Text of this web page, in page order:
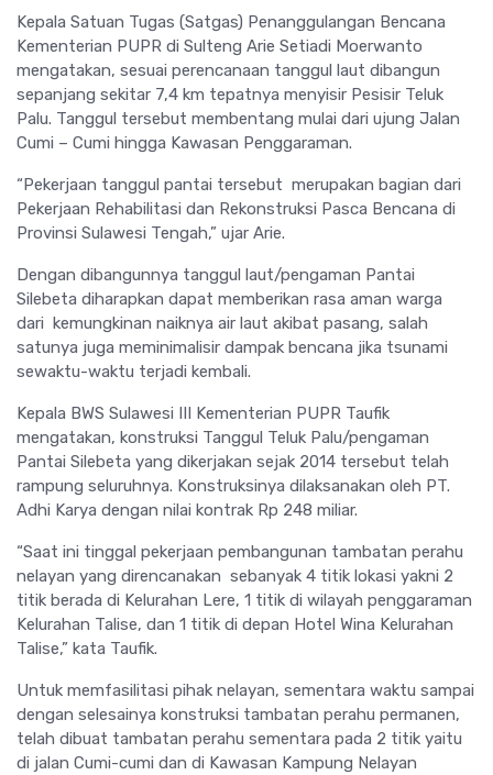
Kepala Satuan Tugas (Satgas) Penanggulangan Bencana
Kementerian PUPR di Sulteng Arie Setiadi Moerwanto
mengatakan, sesuai perencanaan tanggul laut dibangun
sepanjang sekitar 7,4 km tepatnya menyisir Pesisir Teluk
Palu. Tanggul tersebut membentang mulai dari ujung Jalan
Cumi – Cumi hingga Kawasan Penggaraman.
“Pekerjaan tanggul pantai tersebut merupakan bagian dari
Pekerjaan Rehabilitasi dan Rekonstruksi Pasca Bencana di
Provinsi Sulawesi Tengah,” ujar Arie.
Dengan dibangunnya tanggul laut/pengaman Pantai
Silebeta diharapkan dapat memberikan rasa aman warga
dari kemungkinan naiknya air laut akibat pasang, salah
satunya juga meminimalisir dampak bencana jika tsunami
sewaktu-waktu terjadi kembali.
Kepala BWS Sulawesi III Kementerian PUPR Taufik
mengatakan, konstruksi Tanggul Teluk Palu/pengaman
Pantai Silebeta yang dikerjakan sejak 2014 tersebut telah
rampung seluruhnya. Konstruksinya dilaksanakan oleh PT.
Adhi Karya dengan nilai kontrak Rp 248 miliar.
“Saat ini tinggal pekerjaan pembangunan tambatan perahu
nelayan yang direncanakan sebanyak 4 titik lokasi yakni 2
titik berada di Kelurahan Lere, 1 titik di wilayah penggaraman
Kelurahan Talise, dan 1 titik di depan Hotel Wina Kelurahan
Talise,” kata Taufik.
Untuk memfasilitasi pihak nelayan, sementara waktu sampai
dengan selesainya konstruksi tambatan perahu permanen,
telah dibuat tambatan perahu sementara pada 2 titik yaitu
di jalan Cumi-cumi dan di Kawasan Kampung Nelayan